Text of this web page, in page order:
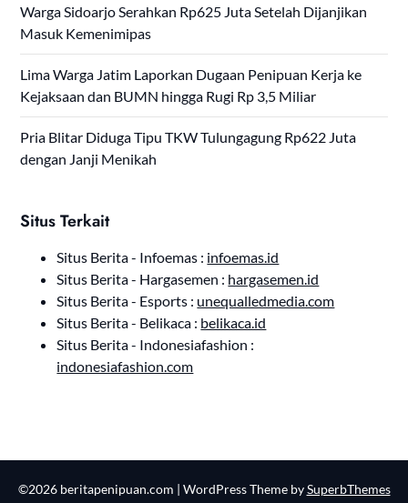
Warga Sidoarjo Serahkan Rp625 Juta Setelah Dijanjikan
Masuk Kemenimipas
Lima Warga Jatim Laporkan Dugaan Penipuan Kerja ke
Kejaksaan dan BUMN hingga Rugi Rp 3,5 Miliar
Pria Blitar Diduga Tipu TKW Tulungagung Rp622 Juta
dengan Janji Menikah
Situs Terkait
Situs Berita - Infoemas : infoemas.id
Situs Berita - Hargasemen : hargasemen.id
Situs Berita - Esports : unequalledmedia.com
Situs Berita - Belikaca : belikaca.id
Situs Berita - Indonesiafashion :
indonesiafashion.com
©2026 beritapenipuan.com | WordPress Theme bySuperbThemes